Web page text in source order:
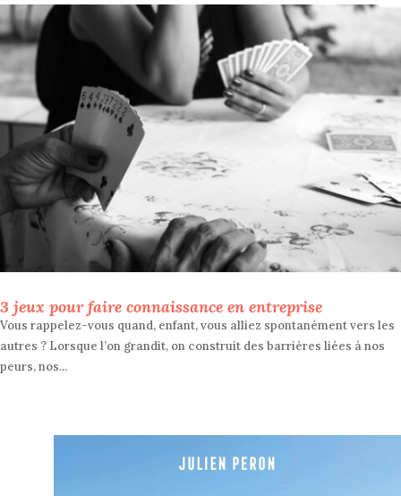
3 jeux pour faire connaissance en entreprise
Vous rappelez-vous quand, enfant, vous alliez spontanément vers les
autres ? Lorsque l’on grandit, on construit des barrières liées à nos
peurs, nos...